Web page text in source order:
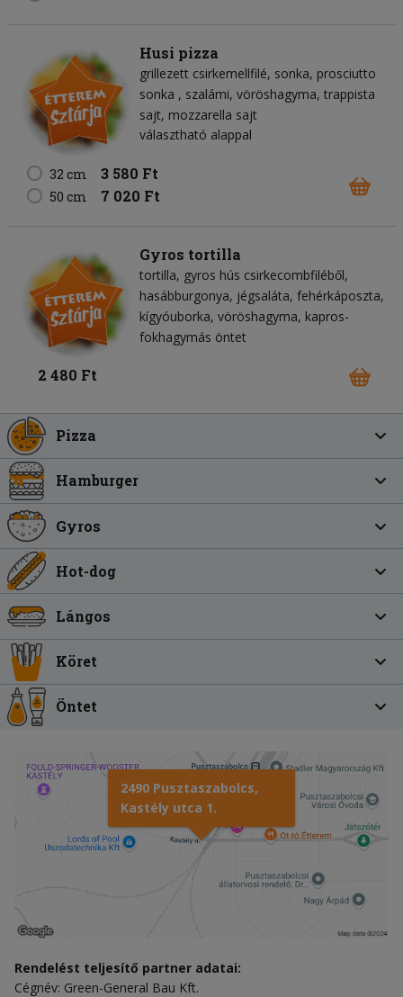
Husi pizza
grillezett csirkemellfilé sonka prosciutto
sonka
szalámi vöröshagyma trappista
sajt mozzarella sajt
választható alappal
32 cm 3 580 Ft
50 cm 7 020 Ft
Gyros tortilla
tortilla gyros hús csirkecombfiléből
hasábburgonya jégsaláta fehérkáposzta
kígyóuborka vöröshagyma kapros-
fokhagymás öntet
2 480 Ft
Pizza
Hamburger
Gyros
Hot-dog
Lángos
Köret
Öntet
2490 Pusztaszabolcs,
Kastély utca 1.
Rendelést teljesítő partner adatai:
Cégnév: Green-General Bau Kft.